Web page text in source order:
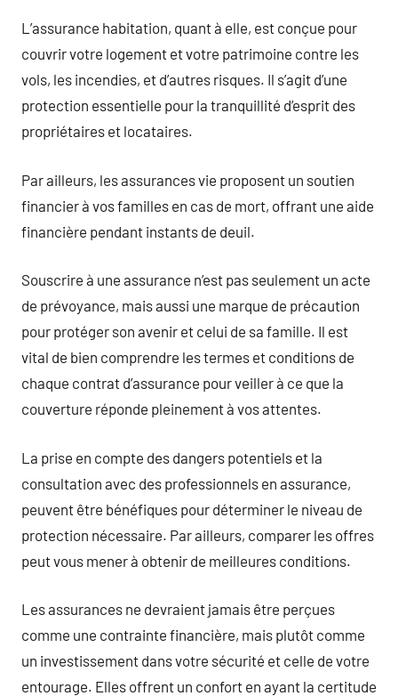
L’assurance habitation, quant à elle, est conçue pour
couvrir votre logement et votre patrimoine contre les
vols, les incendies, et d’autres risques. Il s’agit d’une
protection essentielle pour la tranquillité d’esprit des
propriétaires et locataires.
Par ailleurs, les assurances vie proposent un soutien
financier à vos familles en cas de mort, offrant une aide
financière pendant instants de deuil.
Souscrire à une assurance n’est pas seulement un acte
de prévoyance, mais aussi une marque de précaution
pour protéger son avenir et celui de sa famille. Il est
vital de bien comprendre les termes et conditions de
chaque contrat d’assurance pour veiller à ce que la
couverture réponde pleinement à vos attentes.
La prise en compte des dangers potentiels et la
consultation avec des professionnels en assurance,
peuvent être bénéfiques pour déterminer le niveau de
protection nécessaire. Par ailleurs, comparer les offres
peut vous mener à obtenir de meilleures conditions.
Les assurances ne devraient jamais être perçues
comme une contrainte financière, mais plutôt comme
un investissement dans votre sécurité et celle de votre
entourage. Elles offrent un confort en ayant la certitude